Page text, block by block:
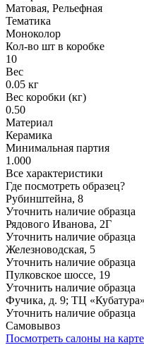
Матовая, Рельефная
Тематика
Моноколор
Кол-во шт в коробке
10
Вес
0.05 кг
Вес коробки (кг)
0.50
Материал
Керамика
Минимальная партия
1.000
Все характеристики
Где посмотреть образец?
Рубинштейна, 8
Уточнить наличие образца
Рядового Иванова, 2Г
Уточнить наличие образца
Железноводская, 5
Уточнить наличие образца
Пулковское шоссе, 19
Уточнить наличие образца
Фучика, д. 9; ТЦ «Кубатура»
Уточнить наличие образца
Самовывоз
Посмотреть салоны на карте